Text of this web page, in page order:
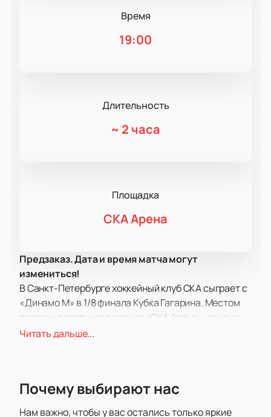
Время
19:00
Длительность
~ 2 часа
Площадка
СКА Арена
Предзаказ. Дата и время матча могут
измениться!
В Санкт-Петербурге хоккейный клуб СКА сыграет с
«Динамо М» в 1/8 финала Кубка Гагарина. Местом
встречи соперников станет «СКА Арена», одна из
самых крупных хоккейных арен в стране.
раз сильнейшие команды обеих конференций
Читать дальше...
Почему выбирают нас
Нам важно, чтобы у вас остались только яркие